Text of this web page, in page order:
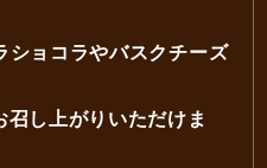
ョコラやバスクチーズ
し上がりいただけま